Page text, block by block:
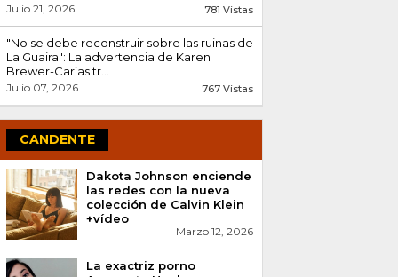
Julio 21, 2026 781 Vistas
"No se debe reconstruir sobre las ruinas de
La Guaira": La advertencia de Karen
Brewer-Carías tr...
Julio 07, 2026 767 Vistas
Hantavirus: Qué es, cómo se contagia y lo
que dicen las autoridades
Julio 21, 2026
Hallan sin vida al niño argentino Lucas
Gámez tras el doble terremoto en
Venezuela
Julio 08, 2026 581 Vistas
Encontrados abrazados: La conmovedora
CANDENTE
Dakota Johnson enciende
las redes con la nueva
colección de Calvin Klein
+vídeo
Marzo 12, 2026
La exactriz porno